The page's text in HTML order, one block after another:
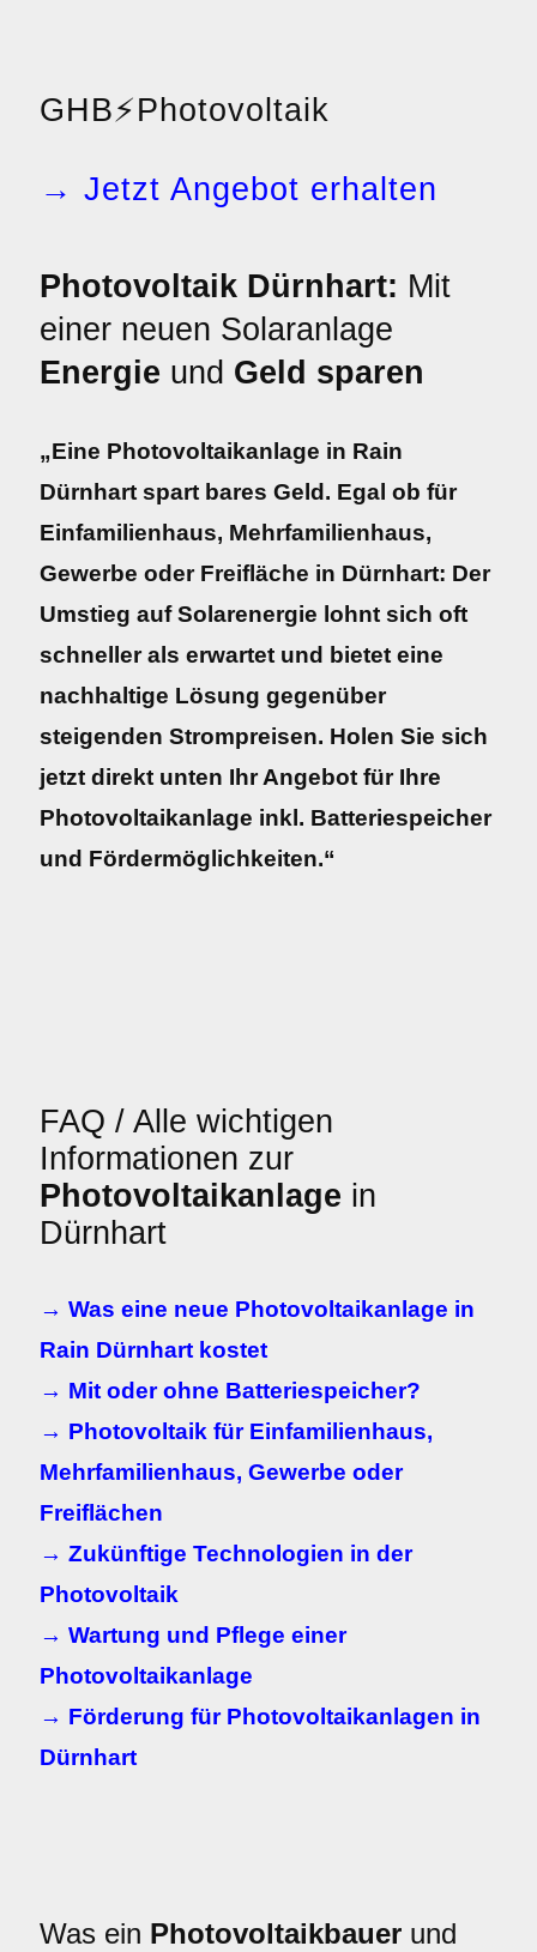
GHB⚡Photovoltaik
→ Jetzt Angebot erhalten
Photovoltaik Dürnhart: Mit
einer neuen Solaranlage
Energie und Geld sparen
„Eine Photovoltaikanlage in Rain
Dürnhart spart bares Geld. Egal ob für
Einfamilienhaus, Mehrfamilienhaus,
Gewerbe oder Freifläche in Dürnhart: Der
Umstieg auf Solarenergie lohnt sich oft
schneller als erwartet und bietet eine
nachhaltige Lösung gegenüber
steigenden Strompreisen. Holen Sie sich
jetzt direkt unten Ihr Angebot für Ihre
Photovoltaikanlage inkl. Batteriespeicher
und Fördermöglichkeiten.“
FAQ / Alle wichtigen
Informationen zur
Photovoltaikanlage in
Dürnhart
→ Was eine neue Photovoltaikanlage in
Rain Dürnhart kostet
→ Mit oder ohne Batteriespeicher?
→ Photovoltaik für Einfamilienhaus,
Mehrfamilienhaus, Gewerbe oder
Freiflächen
→ Zukünftige Technologien in der
Photovoltaik
→ Wartung und Pflege einer
Photovoltaikanlage
→ Förderung für Photovoltaikanlagen in
Dürnhart
Was ein Photovoltaikbauer und